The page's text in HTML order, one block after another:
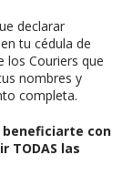
declarar
tu cédula de
los Couriers que
nombres y
completa.
beneficiarte con
TODAS las